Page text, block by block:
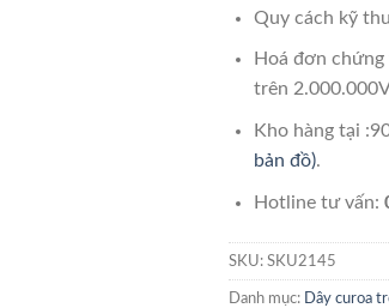
Quy cách kỹ
Hoá đơn
trên
Kho hàng tại
bản đồ).
Hotline tư vấn:
SKU: SKU2145
Danh mục: Dây curoa